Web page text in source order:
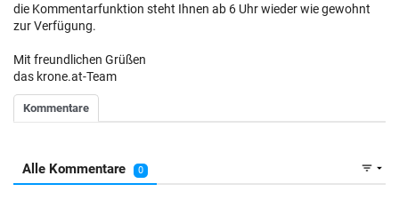
die Kommentarfunktion steht Ihnen ab 6 Uhr wieder wie gewohnt
zur Verfügung.
Mit freundlichen Grüßen
das krone.at-Team